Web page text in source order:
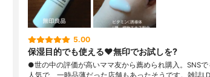
5.00
保湿目的でも使える♥️無印でお試しを?
●世の中の評価が高いママ友から薦められ購入。SNSで
人気で、一時品薄だった店舗もあったそうです。雑誌